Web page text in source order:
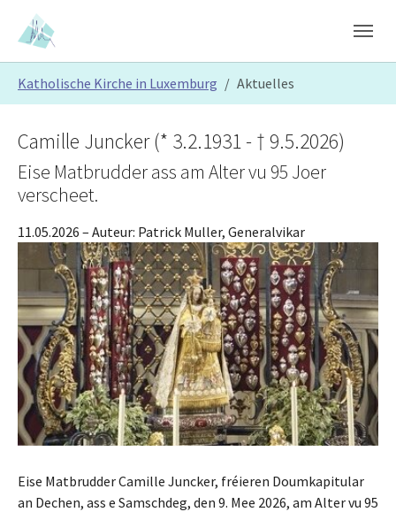
Skip to main content
Skip to page footer
Katholische Kirche in Luxemburg Aktuelles
Camille Juncker (* 3.2.1931 - † 9.5.2026)
Eise Matbrudder ass am Alter vu 95 Joer
verscheet.
11.05.2026 – Auteur: Patrick Muller, Generalvikar
Eise Matbrudder Camille Juncker, fréieren Doumkapitular
an Dechen, ass e Samschdeg, den 9. Mee 2026, am Alter vu 95